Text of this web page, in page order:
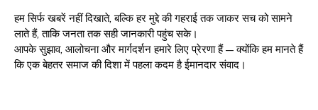
हम सिर्फ खबरें नहीं दिखाते, बल्कि हर मुद्दे की गहराई तक जाकर सच को सामने
लाते हैं, ताकि जनता तक सही जानकारी पहुंच सके।
आपके सुझाव, आलोचना और मार्गदर्शन हमारे लिए प्रेरणा हैं — क्योंकि हम मानते हैं
कि एक बेहतर समाज की दिशा में पहला कदम है ईमानदार संवाद।